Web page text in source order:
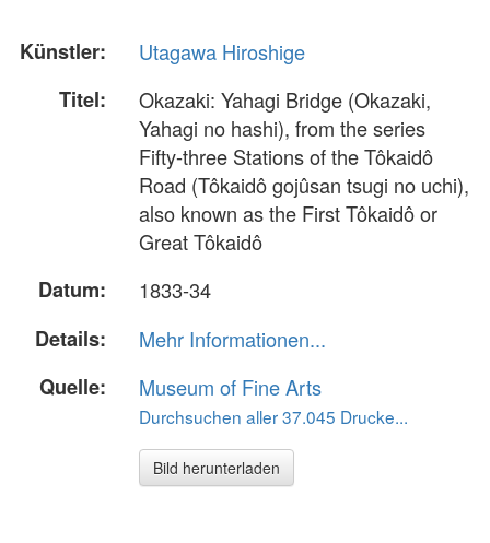
Künstler:
Utagawa Hiroshige
Titel:
Okazaki: Yahagi Bridge (Okazaki,
Yahagi no hashi), from the series
Fifty-three Stations of the Tôkaidô
Road (Tôkaidô gojûsan tsugi no uchi),
also known as the First Tôkaidô or
Great Tôkaidô
Datum:
1833-34
Details:
Mehr Informationen...
Quelle:
Museum of Fine Arts
Durchsuchen aller 37.045 Drucke...
Bild herunterladen